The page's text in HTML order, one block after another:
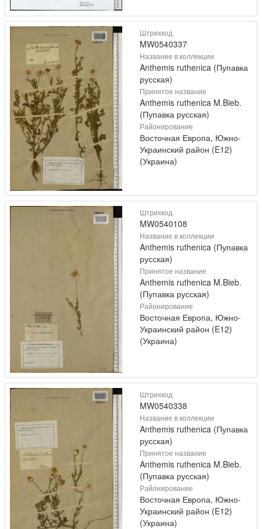
Штрихкод
MW0540337
Название в коллекции
Anthemis ruthenica (Пупавка
русская)
Принятое название
Anthemis ruthenica M.Bieb.
(Пупавка русская)
Районирование
Восточная Европа, Южно-
Украинский район (E12)
(Украина)
Штрихкод
MW0540108
Название в коллекции
Anthemis ruthenica (Пупавка
русская)
Принятое название
Anthemis ruthenica M.Bieb.
(Пупавка русская)
Районирование
Восточная Европа, Южно-
Украинский район (E12)
(Украина)
Штрихкод
MW0540338
Название в коллекции
Anthemis ruthenica (Пупавка
русская)
Принятое название
Anthemis ruthenica M.Bieb.
(Пупавка русская)
Районирование
Восточная Европа, Южно-
Украинский район (E12)
(Украина)